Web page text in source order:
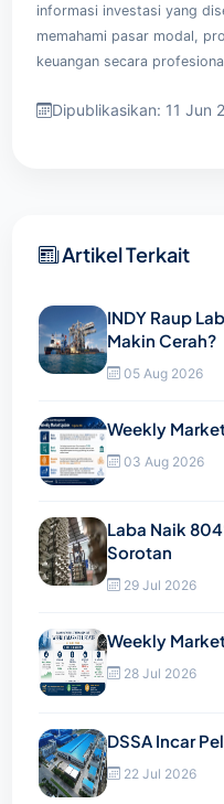
informasi investasi yang
memahami pasar modal,
keuangan secara
Dipublikasikan: 11 Jun
Artikel Terkait
INDY Raup
Makin Cerah?
05 Aug 2026
Weekly
03 Aug 2026
Laba Naik
Sorotan
29 Jul 2026
Weekly
28 Jul 2026
DSSA Incar
22 Jul 2026